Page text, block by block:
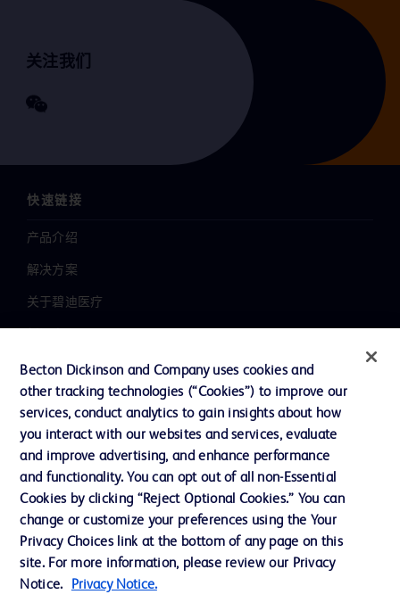
关注我们
快速链接
产品介绍
解决方案
关于碧迪医疗
职业发展
联系我们
主动召回
联系我们
Cookie 政策
隐私政策
Becton Dickinson and Company uses cookies and
other tracking technologies (“Cookies”) to improve our
services, conduct analytics to gain insights about how
you interact with our websites and services, evaluate
and improve advertising, and enhance performance
and functionality. You can opt out of all non-Essential
Cookies by clicking “Reject Optional Cookies.” You can
change or customize your preferences using the Your
Privacy Choices link at the bottom of any page on this
site. For more information, please review our Privacy
Notice.
Privacy Notice.